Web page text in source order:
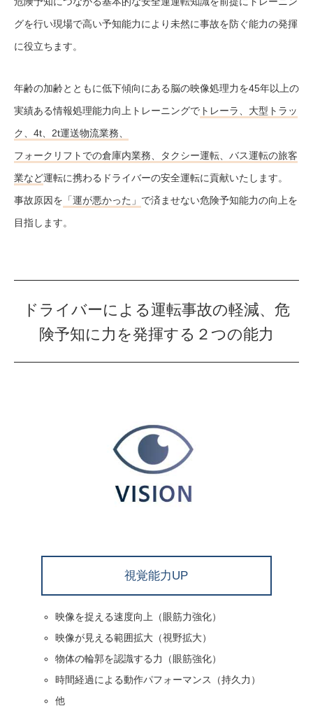
グを行い現場で高い予知能力により未然に事故を防ぐ能力の発揮
に役立ちます。
年齢の加齢とともに低下傾向にある脳の映像処理力を45年以上の
実績ある情報処理能力向上トレーニングで トレーラ、大型トラッ
ク、4t、2t運送物流業務、
フォークリフトでの倉庫内業務、タクシー運転、バス運転の旅客
業など運転に携わるドライバーの安全運転に貢献いたします。
事故原因を 「運が悪かった」 で済ませない危険予知能力の向上を
目指します。
ドライバーによる運転事故の軽減、危
険予知に力を発揮する２つの能力
視覚能力UP
映像を捉える速度向上（眼筋力強化）
映像が見える範囲拡大（視野拡大）
物体の輪郭を認識する力（眼筋強化）
時間経過による動作パフォーマンス（持久力）
他